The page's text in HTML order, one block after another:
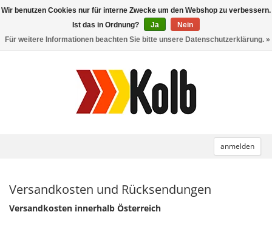
anmelden
Toggle
Versandkosten und Rücksendungen
Versandkosten innerhalb Österreich
Wir benutzen Cookies nur für interne Zwecke um den Webshop zu verbessern.
Ist das in Ordnung?
Ja
Nein
Für weitere Informationen beachten Sie bitte unsere Datenschutzerklärung. »